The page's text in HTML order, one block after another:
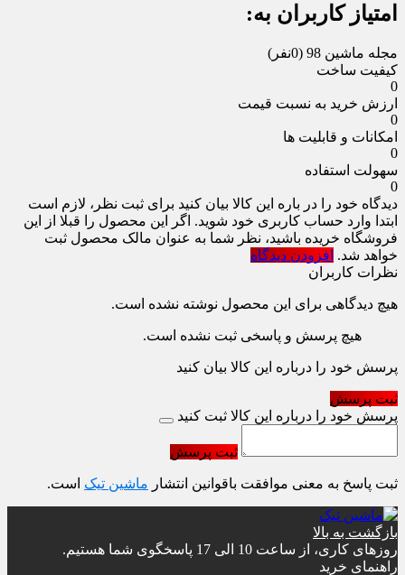
امتیاز کاربران به:
مجله ماشین 98
(0نفر)
کیفیت ساخت
0
ارزش خرید به نسبت قیمت
0
امکانات و قابلیت ها
0
سهولت استفاده
0
دیدگاه خود را در باره این کالا بیان کنید برای ثبت نظر، لازم است
ابتدا وارد حساب کاربری خود شوید. اگر این محصول را قبلا از این
فروشگاه خریده باشید، نظر شما به عنوان مالک محصول ثبت
خواهد شد. افزودن دیدگاه
نظرات کاربران
هیچ دیدگاهی برای این محصول نوشته نشده است.
هیچ پرسش و پاسخی ثبت نشده است.
پرسش خود را درباره این کالا بیان کنید
ثبت پرسش
پرسش خود را درباره این کالا ثبت کنید
ثبت پرسش
ثبت پاسخ به معنی موافقت باقوانین انتشار ماشین تیک است.
بازگشت به بالا
روزهای کاری، از ساعت 10 الی 17 پاسخگوی شما هستیم.
راهنمای خرید